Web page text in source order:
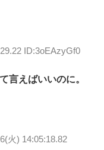
ID:3oEAzyGf0
言えばいいのに。
火) 14:05:18.82